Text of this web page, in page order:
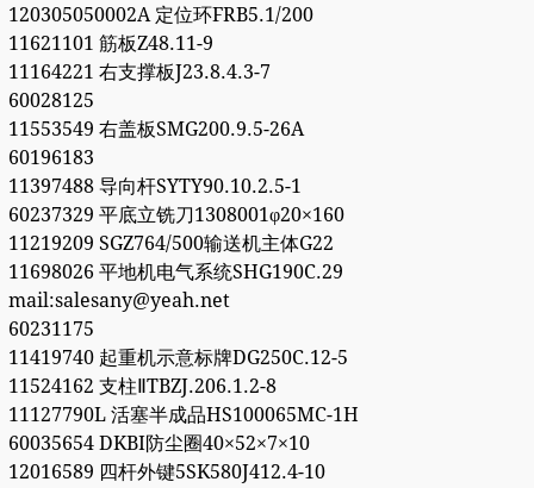
120305050002A 定位环FRB5.1/200
11621101 筋板Z48.11-9
11164221 右支撑板J23.8.4.3-7
60028125
11553549 右盖板SMG200.9.5-26A
60196183
11397488 导向杆SYTY90.10.2.5-1
60237329 平底立铣刀1308001φ20×160
11219209 SGZ764/500输送机主体G22
11698026 平地机电气系统SHG190C.29
mail:salesany@yeah.net
60231175
11419740 起重机示意标牌DG250C.12-5
11524162 支柱ⅡTBZJ.206.1.2-8
11127790L 活塞半成品HS100065MC-1H
60035654 DKBI防尘圈40×52×7×10
12016589 四杆外键5SK580J412.4-10